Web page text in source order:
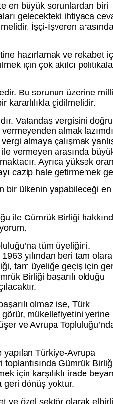
en büyük sorunlardan biri
gelecekteki ihtiyaca
İşçi-İşveren
hazırlamak ve rekabet
için çok akılcı
Bu sorunun üzerine milli
kararlılıkla gidilmelidir.
Vatandaş vergisini doğru
almak
almaya çalışmak
vermeyen arasında
Ayrıca yüksek
cazip hale getirmemek
bir ülkenin yapabileceği en
ile Gümrük Birliği
tüm üyeliğini,
yılından beri tam
tam üyeliğe geçiş için
Birliği başarılı olduğu
olmaz ise, Türk
mükellefiyetini yerine
ve Avrupa
yapılan Türkiye-Avrupa
toplantısında Gümrük
için karşılıklı irade
geri dönüş yoktur.
ve özel sektör olarak